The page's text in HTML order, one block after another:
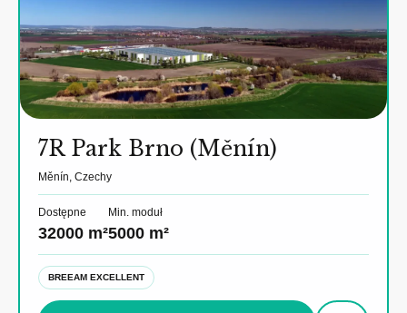
7R Park Brno (Měnín)
Měnín, Czechy
Dostępne
32000 m²
Min. moduł
5000 m²
BREEAM EXCELLENT